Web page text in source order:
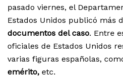
pasado viernes, el
Estados Unidos publicó más
documentos del caso. Entre
oficiales de Estados Unidos
varias figuras españolas,
emérito, etc.